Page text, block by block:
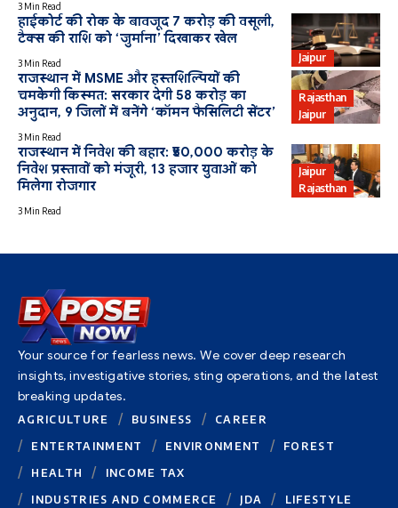
3 Min Read
Jaipur
हाईकोर्ट की रोक के बावजूद 7 करोड़ की वसूली,
टैक्स की राशि को ‘जुर्माना’ दिखाकर खेल
3 Min Read
Rajasthan
Jaipur
राजस्थान में MSME और हस्तशिल्पियों की
चमकेगी किस्मत: सरकार देगी 58 करोड़ का
अनुदान, 9 जिलों में बनेंगे ‘कॉमन फैसिलिटी सेंटर’
3 Min Read
Jaipur
Rajasthan
राजस्थान में निवेश की बहार: ₹50,000 करोड़ के
निवेश प्रस्तावों को मंजूरी, 13 हजार युवाओं को
मिलेगा रोजगार
3 Min Read
Your source for fearless news. We cover deep research
insights, investigative stories, sting operations, and the latest
breaking updates.
AGRICULTURE BUSINESS
CAREER
ENTERTAINMENT
ENVIRONMENT
FOREST
HEALTH
INCOME TAX
INDUSTRIES AND COMMERCE
JDA
LIFESTYLE